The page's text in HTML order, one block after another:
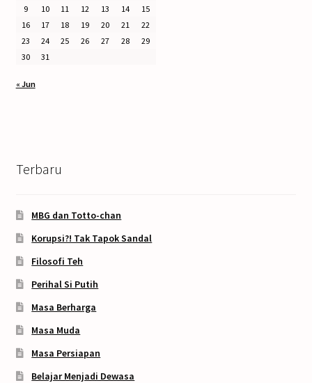
9
10 11 12 13 14
15
16
17 18 19 20 21
22
23
24 25 26 27 28
29
30
31
« Jun
Terbaru
MBG dan Totto-chan
Korupsi?! Tak Tapok Sandal
Filosofi Teh
Perihal Si Putih
Masa Berharga
Masa Muda
Masa Persiapan
Belajar Menjadi Dewasa